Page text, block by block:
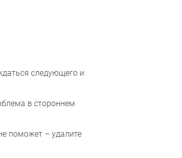
следующего и
в стороннем
поможет – удалите